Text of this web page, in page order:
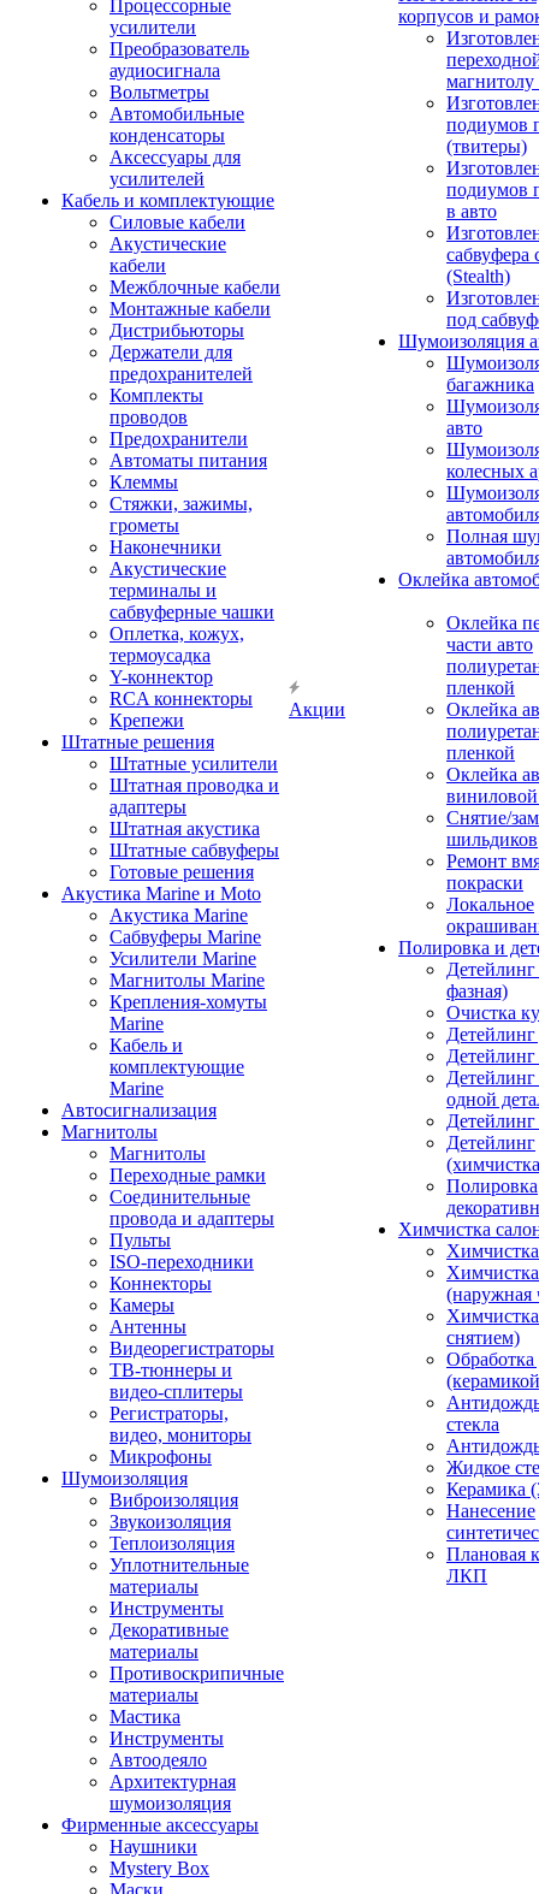
Процессорные
усилители
Преобразователь
аудиосигнала
Вольтметры
Автомобильные
конденсаторы
Аксессуары для
усилителей
Кабель и комплектующие
Силовые кабели
Акустические
кабели
Межблочные кабели
Монтажные кабели
Дистрибьюторы
Держатели для
предохранителей
Комплекты
проводов
Предохранители
Автоматы питания
Клеммы
Стяжки, зажимы,
грометы
Наконечники
Акустические
терминалы и
сабвуферные чашки
Оплетка, кожух,
термоусадка
Y-коннектор
RCA коннекторы
Крепежи
Штатные решения
Штатные усилители
Штатная проводка и
адаптеры
Штатная акустика
Штатные сабвуферы
Готовые решения
Акустика Marine и Moto
Акустика Marine
Сабвуферы Marine
Усилители Marine
Магнитолы Marine
Крепления-хомуты
Marine
Кабель и
комплектующие
Marine
Автосигнализация
Магнитолы
Магнитолы
Переходные рамки
Соединительные
провода и адаптеры
Пульты
ISO-переходники
Коннекторы
Камеры
Антенны
Видеорегистраторы
ТВ-тюннеры и
видео-сплитеры
Регистраторы,
видео, мониторы
Микрофоны
Шумоизоляция
Виброизоляция
Звукоизоляция
Теплоизоляция
Уплотнительные
материалы
Инструменты
Декоративные
материалы
Противоскрипичные
материалы
Мастика
Инструменты
Автоодеяло
Архитектурная
шумоизоляция
Фирменные аксессуары
Наушники
Mystery Box
Маски
Акции
корпусов и
подиумов
(твитеры)
подиумов
в авто
сабвуфера
(Stealth)
под
Шумоизоляция
багажника
авто
колесных
Полная
Оклейка
Оклейка
части авто
пленкой
Оклейка
пленкой
Оклейка
Снятие/
шильдиков
Ремонт
покраски
Локальное
Полировка и
фазная)
Очистка
Детейлинг
одной
Детейлинг
Полировка
Химчистка
(наружная
снятием)
Обработка
стекла
Жидкое
Керамика
Нанесение
Плановая
ЛКП